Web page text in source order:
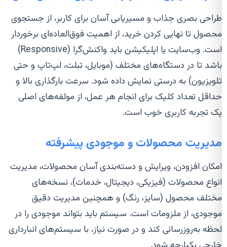
طراحی بصری جذاب و مسیریابی آسان برای کاربر، از جستجوی
محصول تا نهایی کردن خرید، از اهمیت فوق‌العاده‌ای برخوردار
است. وب‌سایت یا اپلیکیشن باید واکنش‌گرا (Responsive)
باشد تا در دستگاه‌های مختلف (موبایل، تبلت، لپ‌تاپ و حتی
تلویزیون) به درستی نمایش داده شود. سرعت بارگذاری بالا و
حداقل تعداد کلیک برای انجام هر عمل، از مولفه‌های اصلی
یک تجربه کاربری خوب است.
مدیریت محصولات و موجودی پیشرفته
امکان افزودن، ویرایش و دسته‌بندی آسان محصولات، مدیریت
انواع محصولات (فیزیکی، دیجیتال، خدمات)، نسخه‌های
مختلف محصول (سایز، رنگ) و همچنین مدیریت دقیق
موجودی، از ملزومات است. سیستم باید بتواند موجودی را در
لحظه به‌روزرسانی کند و در صورت نیاز، با سیستم‌های انبارداری